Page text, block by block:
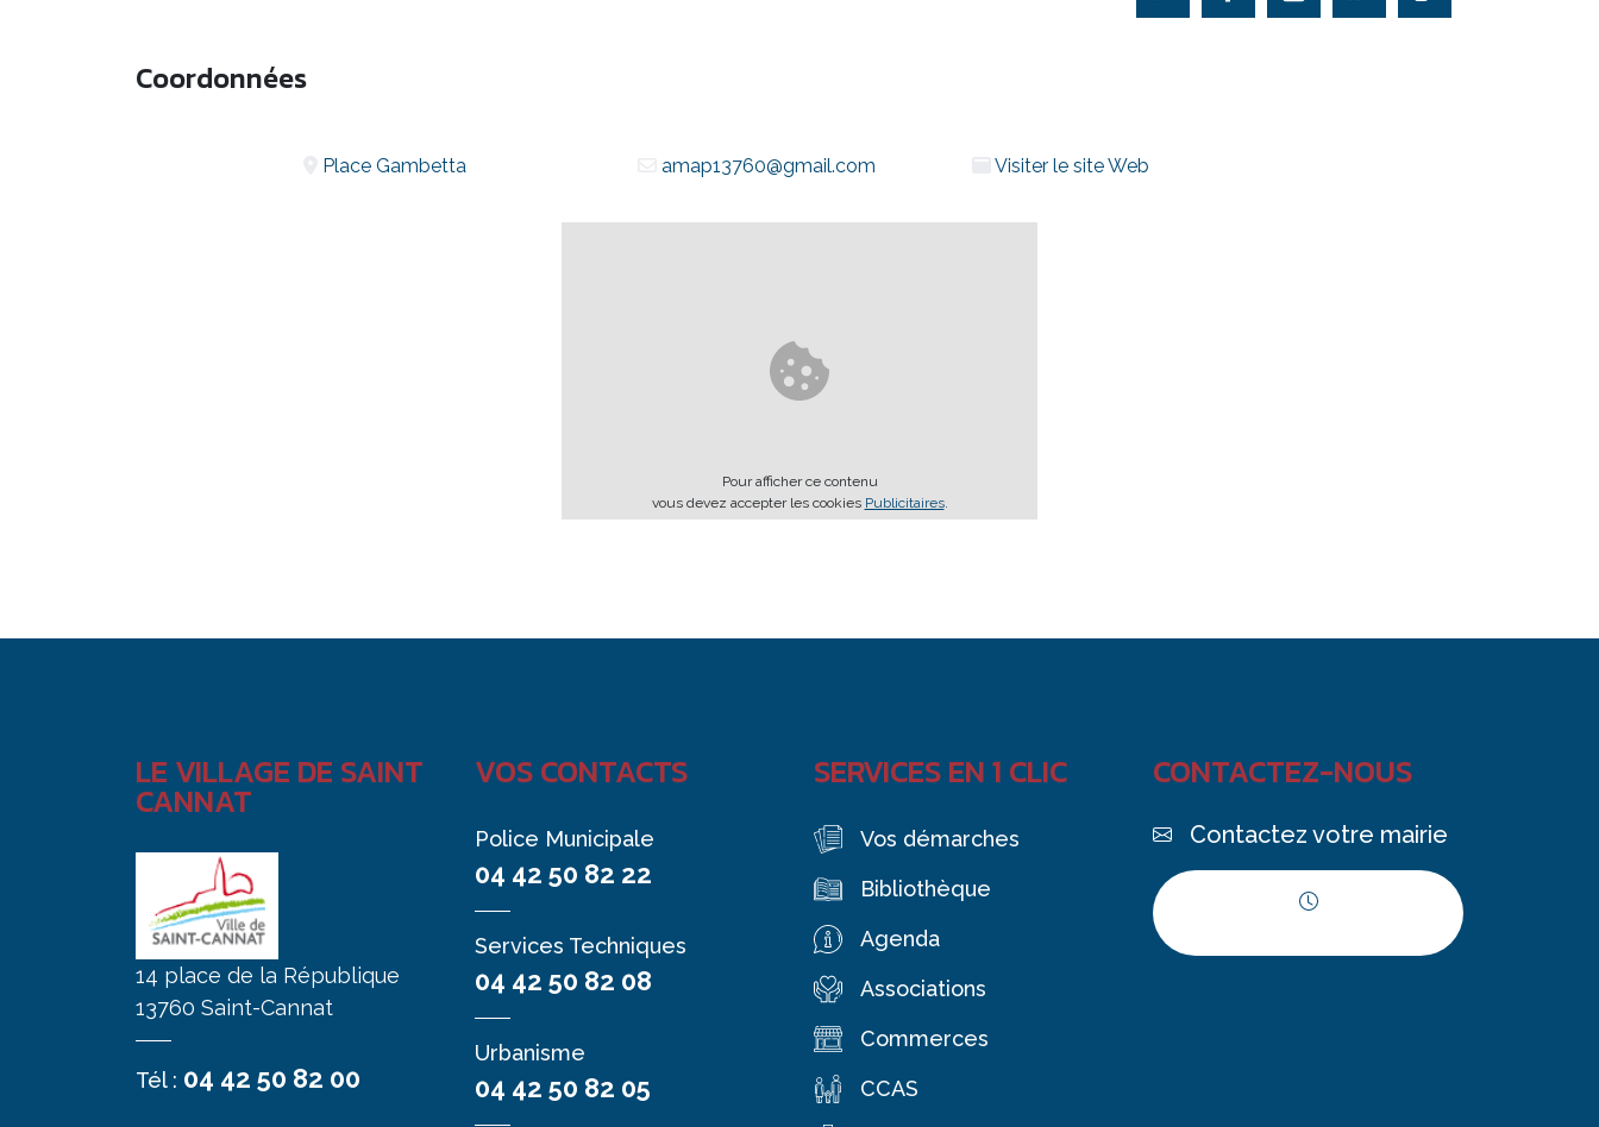
Coordonnées
Place Gambetta amap13760@gmail.com Visiter le site Web
Pour afficher ce contenu
vous devez accepter les cookies Publicitaires.
LE VILLAGE DE SAINT
CANNAT
14 place de la République
13760 Saint-Cannat
Tél : 04 42 50 82 00
VOS CONTACTS
Police Municipale
04 42 50 82 22
Services Techniques
04 42 50 82 08
Urbanisme
04 42 50 82 05
SERVICES EN 1 CLIC
Vos démarches
Bibliothèque
Agenda
Associations
Commerces
CCAS
CONTACTEZ-NOUS
Contactez votre mairie